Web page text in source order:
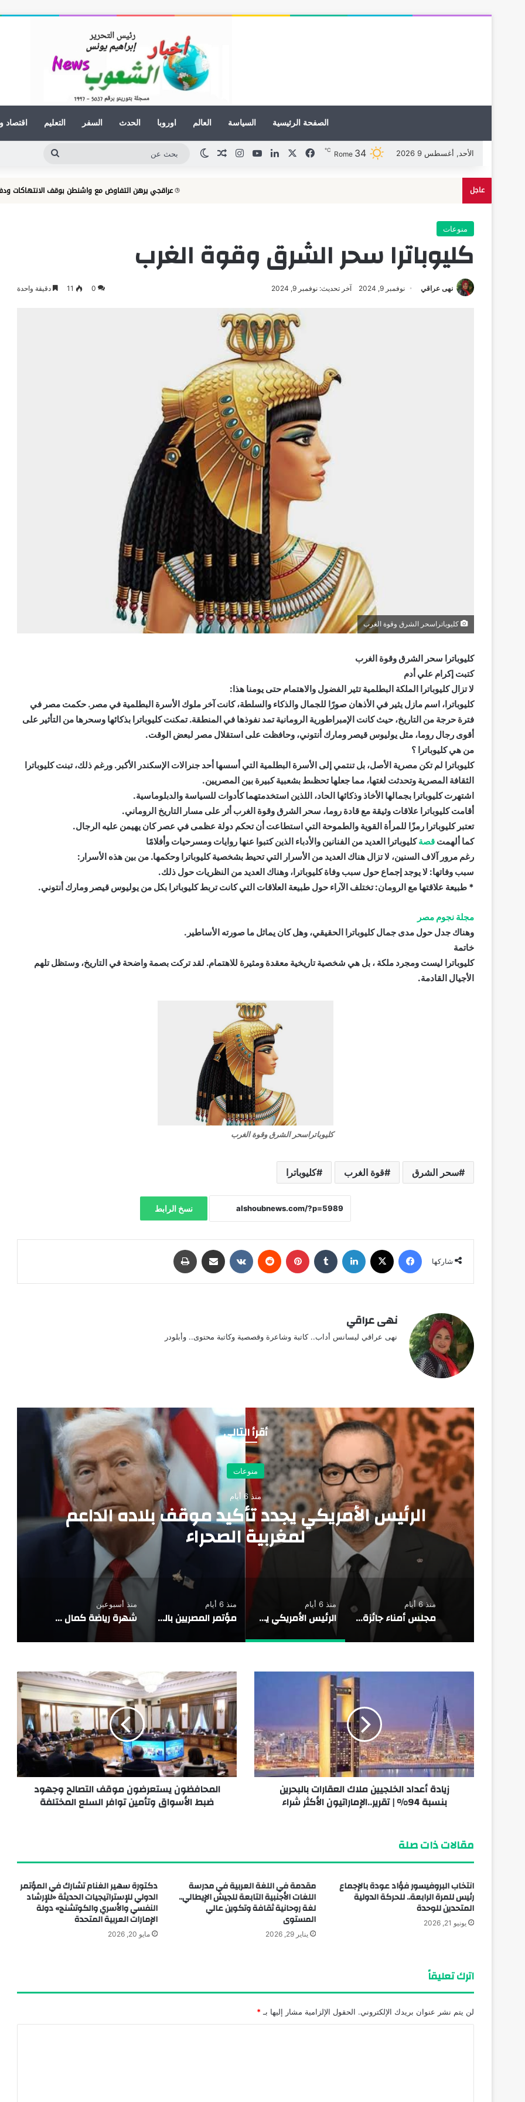
الصفحة الرئيسية السياسة العالم اوروبا الحدث السفر التعليم اقتصاد
الأحد, أغسطس 9 2026 Rome 34
℃ فيسبوك لينكدإنيوتيوب انستقراممقال عشوائي
الوضع المظلم
عاجل عراقجي يرهن التفاوض مع واشنطن بوقف الانتهاكات ودفع
منوعات
كليوباترا سحر الشرق وقوة الغرب
نهى عراقي نوفمبر 9, 2024 آخر تحديث: نوفمبر 9, 2024 0
11 دقيقة واحدة
كليوباتراسحر الشرق وقوة الغرب
كليوباترا سحر الشرق وقوة الغرب
كتبت إكرام علي أدم
لا تزال كليوباترا الملكة البطلمية تثير الفضول والاهتمام حتى يومنا هذا:
كليوباترا، اسم مازل يثير في الأذهان صورًا للجمال والذكاء والسلطة، كانت آخر ملوك الأسرة البطلمية في مصر. حكمت مصر في
فترة حرجة من التاريخ، حيث كانت الإمبراطورية الرومانية تمد نفوذها في المنطقة. تمكنت كليوباترا بذكائها وسحرها من التأثير على
أقوى رجال روما، مثل يوليوس قيصر ومارك أنتوني، وحافظت على استقلال مصر لبعض الوقت.
من هي كليوباترا ؟
كليوباترا لم تكن مصرية الأصل، بل تنتمي إلى الأسرة البطلمية التي أسسها أحد جنرالات الإسكندر الأكبر. ورغم ذلك، تبنت كليوباترا
الثقافة المصرية وتحدثت لغتها، مما جعلها تحظىط بشعبية كبيرة بين المصريين.
اشتهرت كليوباترا بجمالها الأخاذ وذكائها الحاد، اللذين استخدمتهما كأدوات للسياسة والدبلوماسية.
أقامت كليوباترا علاقات وثيقة مع قادة روما، سحر الشرق وقوة الغرب أثر على مسار التاريخ الروماني.
تعتبر كليوباترا رمزًا للمرأة القوية والطموحة التي استطاعت أن تحكم دولة عظمى في عصر كان يهيمن عليه الرجال.
كما ألهمت قصةكليوباترا العديد من الفنانين والأدباء الذين كتبوا عنها روايات ومسرحيات وأفلامًا
رغم مرور آلاف السنين، لا تزال هناك العديد من الأسرار التي تحيط بشخصية كليوباترا وحكمها. من بين هذه الأسرار:
سبب وفاتها: لا يوجد إجماع حول سبب وفاة كليوباترا، وهناك العديد من النظريات حول ذلك.
* طبيعة علاقتها مع الرومان: تختلف الآراء حول طبيعة العلاقات التي كانت تربط كليوباترا بكل من يوليوس قيصر ومارك أنتوني.
مجلة نجوم مصر
وهناك جدل حول مدى جمال كليوباترا الحقيقي، وهل كان يماثل ما صورته الأساطير.
خاتمة
كليوباترا ليست ومجرد ملكة ، بل هي شخصية تاريخية معقدة ومثيرة للاهتمام. لقد تركت بصمة واضحة في التاريخ، وستظل تلهم
الأجيال القادمة.
كليوباتراسحر الشرق وقوة الغرب
سحر الشرق قوة الغرب كليوباترا
نسخ الرابط
شاركها
نهى عراقي
نهى عراقي ليسانس أداب.. كاتبة وشاعرة وقصصية وكاتبة محتوى.. وأبلودر
أقرأ التالي
منوعات
منذ 6 أيام
الرئيس الأمريكي يجدد تأكيد موقف بلاده الداعم
لمغربية الصحراء
منذ 6 أيام
مجلس أمناء جائزة الحصباة يناقش الاستعدادات النهائية لملتقى المرأة الإماراتية
منذ 6 أيام
الرئيس الأمريكي يجدد تأكيد موقف بلاده الداعم لمغربية الصحراء
منذ 6 أيام
مؤتمر المصريين بالخارج.. منصة وطنية لتعزيز الشراكة بين الدولة وأبنائها حول العالم
منذ أسبوعين
شهرة رياضة كمال الأجسام عبر التاريخ
زيادة أعداد الخلجيين ملاك العقارات بالبحرين
بنسبة 94% | تقرير..الإماراتيون الأكثر شراء
المحافظون يستعرضون موقف التصالح وجهود
ضبط الأسواق وتأمين توافر السلع المختلفة
مقالات ذات صلة
انتخاب البروفيسور فؤاد عودة بالإجماع
رئيس للمرة الرابعة.. للحركة الدولية
المتحدين للوحدة
يونيو 21, 2026
مقدمة في اللغة العربية في مدرسة
اللغات الأجنبية التابعة للجيش الإيطالي..
لغة روحانية ثقافة وتكوين عالي
المستوى
يناير 29, 2026
دكتورة سهير الغنام تشارك في المؤتمر
الدولي للإستراتيجيات الحديثة «للإرشاد
النفسي والأسري والكوتشنج» دولة
الإمارات العربية المتحدة
مايو 20, 2026
اترك تعليقاً
لن يتم نشر عنوان بريدك الإلكتروني. الحقول الإلزامية مشار إليها بـ *